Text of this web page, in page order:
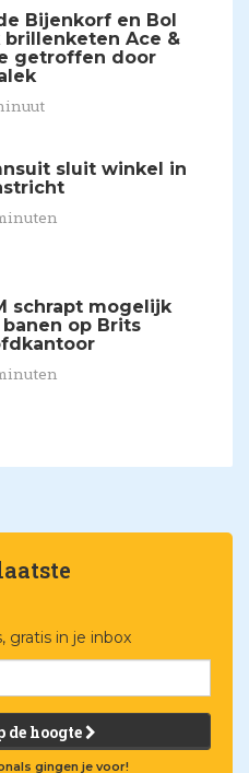
Bijenkorf en Bol
brillenketen Ace &
getroffen door
sluit winkel in
schrapt mogelijk
banen op Brits
gratis in je inbox
de hoogte
gingen je voor!